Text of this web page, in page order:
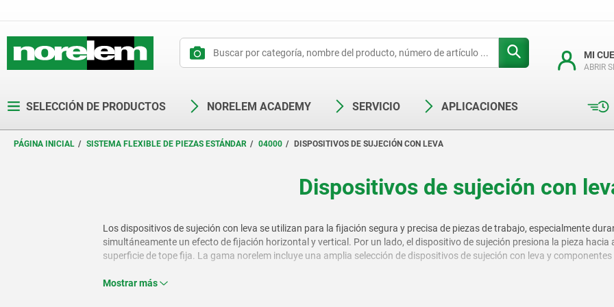
MI
ABRIR
SELECCIÓN DE PRODUCTOS NORELEM ACADEMY SERVICIO APLICACIONES
PÁGINA INICIAL SISTEMA FLEXIBLE DE PIEZAS ESTÁNDAR 04000 DISPOSITIVOS DE SUJECIÓN CON LEVA
Dispositivos de sujeción con
Los dispositivos de sujeción con leva se utilizan para la fijación segura y precisa de piezas de trabajo, especialmente
simultáneamente un efecto de fijación horizontal y vertical. Por un lado, el dispositivo de sujeción presiona la pieza
superficie de tope fija. La gama norelem incluye una amplia selección de dispositivos de sujeción con leva y
Mostrar más